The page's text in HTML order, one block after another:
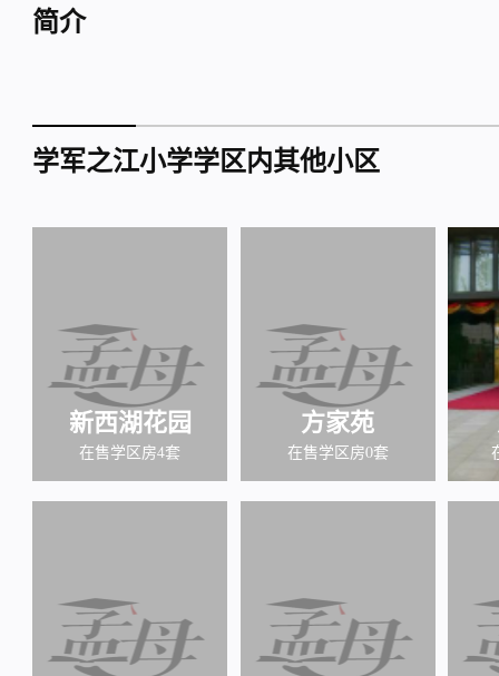
简介
学军之江小学学区内其他小区
新西湖花园
在售学区房4套
方家苑
在售学区房0套